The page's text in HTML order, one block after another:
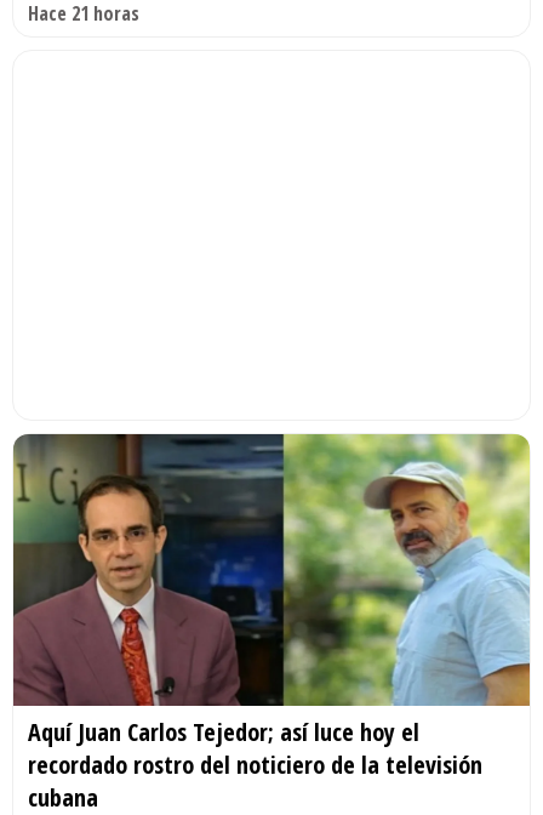
Hace 21 horas
Aquí Juan Carlos Tejedor; así luce hoy el
recordado rostro del noticiero de la televisión
cubana